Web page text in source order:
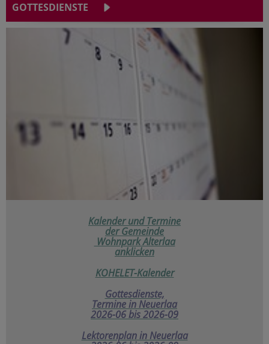
GOTTESDIENSTE
Kalender und Termine
derGemeinde
Wohnpark Alterlaa
anklicken
KOHELET-Kalender
Gottesdienste,
Termine in Neuerlaa
2026-06 bis 2026-09
Lektorenplan in Neuerlaa